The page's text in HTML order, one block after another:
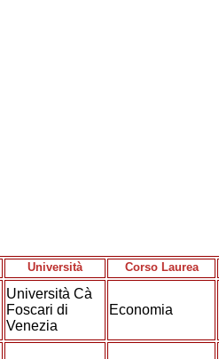
Università Corso Laurea
Università Cà
Foscari di
Venezia
Economia